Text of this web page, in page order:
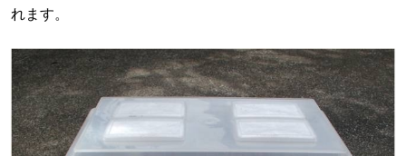
れます。